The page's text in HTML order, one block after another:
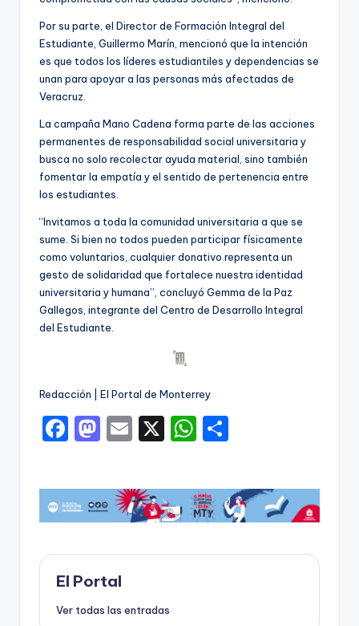
Por su parte, el Director de Formación Integral del
Estudiante, Guillermo Marín, mencionó que la intención
es que todos los líderes estudiantiles y dependencias se
unan para apoyar a las personas más afectadas de
Veracruz.
La campaña Mano Cadena forma parte de las acciones
permanentes de responsabilidad social universitaria y
busca no solo recolectar ayuda material, sino también
fomentar la empatía y el sentido de pertenencia entre
los estudiantes.
“Invitamos a toda la comunidad universitaria a que se
sume. Si bien no todos pueden participar físicamente
como voluntarios, cualquier donativo representa un
gesto de solidaridad que fortalece nuestra identidad
universitaria y humana”, concluyó Gemma de la Paz
Gallegos, integrante del Centro de Desarrollo Integral
del Estudiante.
Redacción | El Portal de Monterrey
F
c
e
b
o
o
k
M
st
o
d
o
n
E
ai
l
X
W
a
ts
A
p
m
p
ar
ti
El Portal
Ver todas las entradas